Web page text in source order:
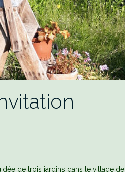
de trois jardins dans le village de